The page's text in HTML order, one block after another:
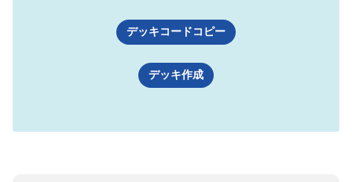
デッキコードコピー
デッキ作成